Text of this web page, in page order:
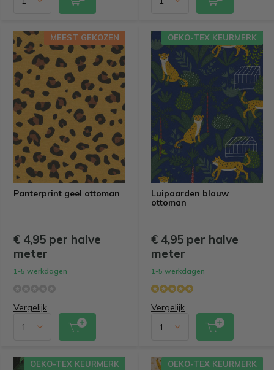
Panterprint geel ottoman
MEEST GEKOZEN
€ 4,95 per halve
meter
1-5 werkdagen
Vergelijk
Luipaarden blauw
ottoman
OEKO-TEX KEURMERK
€ 4,95 per halve
meter
1-5 werkdagen
Vergelijk
OEKO-TEX KEURMERK OEKO-TEX KEURMERK